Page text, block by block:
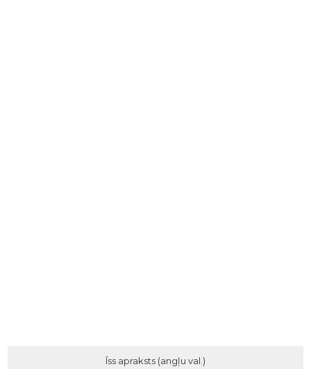
Īss apraksts (angļu val.)